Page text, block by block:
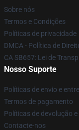
Sobre nós
Termos e Condições
Políticas de privacidade
DMCA - Política de
CA SB657: Lei de
Nosso Suporte
Políticas de envio e
Termos de pagamento
Políticas de devolução
Contacte-nos